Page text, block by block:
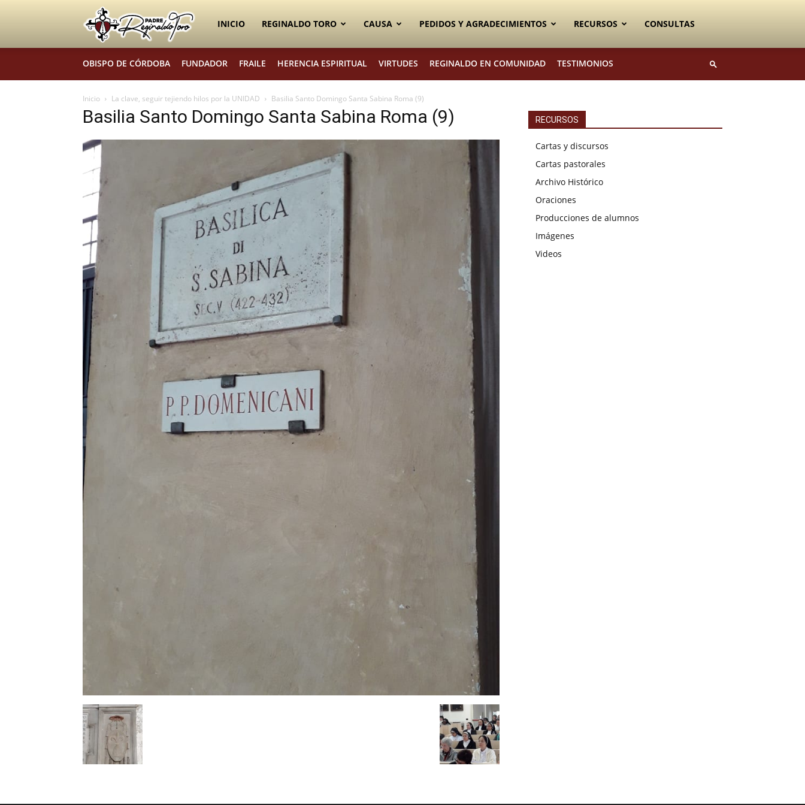
Padre
Toro
INICIO REGINALDO TORO CAUSA PEDIDOS Y AGRADECIMIENTOS RECURSOS CONSULTAS
OBISPO DE CÓRDOBA FUNDADOR FRAILE HERENCIA ESPIRITUAL VIRTUDES REGINALDO EN COMUNIDAD TESTIMONIOS
Inicio La clave, seguir tejiendo hilos por la UNIDAD Basilia Santo Domingo Santa Sabina Roma (9)
Basilia Santo Domingo Santa Sabina Roma (9) RECURSOS
Cartas y discursos
Cartas pastorales
Archivo Histórico
Oraciones
Producciones de alumnos
Imágenes
Videos